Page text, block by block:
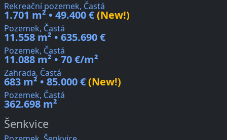
Rekreační pozemek, Častá
1.701 m² • 49.400 €(New!)
Pozemek, Častá
11.558 m² • 635.690 €
Pozemek, Častá
11.088 m² • 70 €/m²
Zahrada, Častá
683 m² • 85.000 €(New!)
Pozemek, Častá
362.698 m²
Šenkvice